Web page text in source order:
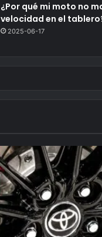
¿Por qué mi moto no
velocidad en el
2025-06-17